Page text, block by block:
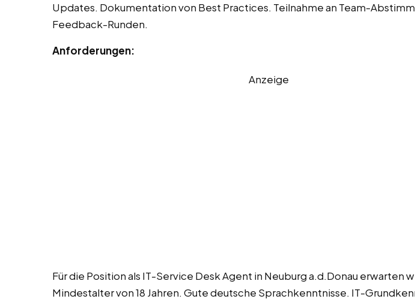
Updates. Dokumentation von Best Practices. Teilnahme an Team-
Feedback-Runden.
Anforderungen:
Anzeige
Für die Position als IT-Service Desk Agent in Neuburg a.d.Donau erwarten
Mindestalter von 18 Jahren. Gute deutsche Sprachkenntnisse. IT-